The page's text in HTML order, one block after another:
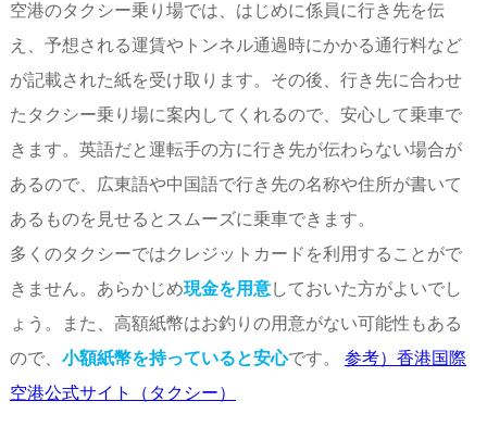
空港のタクシー乗り場では、はじめに係員に行き先を伝
え、予想される運賃やトンネル通過時にかかる通行料など
が記載された紙を受け取ります。その後、行き先に合わせ
たタクシー乗り場に案内してくれるので、安心して乗車で
きます。英語だと運転手の方に行き先が伝わらない場合が
あるので、広東語や中国語で行き先の名称や住所が書いて
あるものを見せるとスムーズに乗車できます。
多くのタクシーではクレジットカードを利用することがで
きません。あらかじめ現金を用意しておいた方がよいでし
ょう。また、高額紙幣はお釣りの用意がない可能性もある
ので、 小額紙幣を持っていると安心です。 参考）香港国際
空港公式サイト（タクシー）